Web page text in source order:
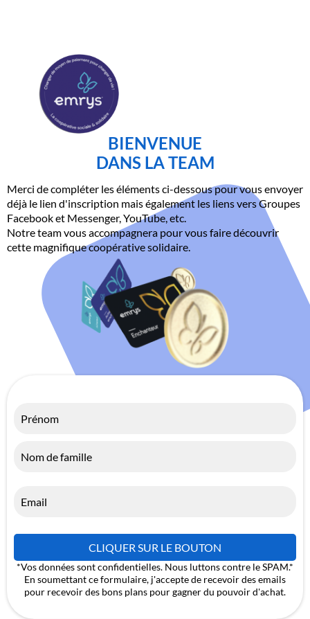
BIENVENUE
DANS LA TEAM
Merci de compléter les éléments ci-dessous pour vous envoyer
déjà le lien d'inscription mais également les liens vers Groupes
Facebook et Messenger, YouTube, etc.
Notre team vous accompagnera pour vous faire découvrir
cette magnifique coopérative solidaire.
CLIQUER SUR LE BOUTON
*Vos données sont confidentielles. Nous luttons contre le SPAM.*
En soumettant ce formulaire, j'accepte de recevoir des emails
pour recevoir des bons plans pour gagner du pouvoir d'achat.